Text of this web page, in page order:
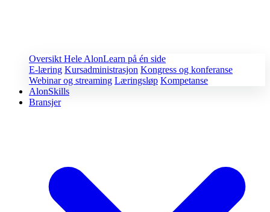
Oversikt Hele AlonLearn på én side
E-læring Kursadministrasjon Kongress og konferanse
Webinar og streaming Læringsløp Kompetanse
AlonSkills
Bransjer